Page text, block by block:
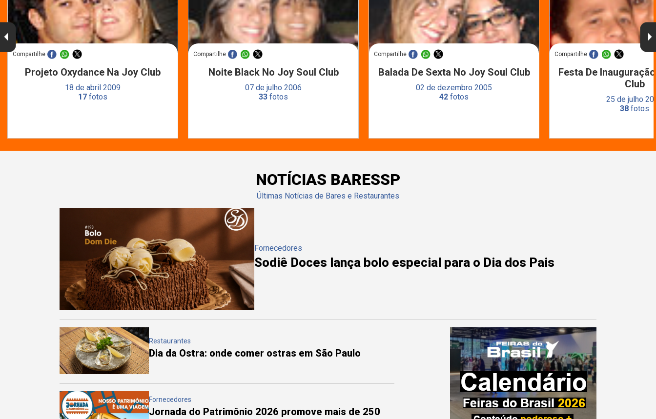
Compartilhe
Projeto Oxydance Na Joy Club
18 de abril 2009
17 fotos
Compartilhe
Noite Black No Joy Soul Club
07 de julho 2006
33 fotos
Compartilhe
Balada De Sexta No Joy Soul Club
02 de dezembro 2005
42 fotos
Compartilhe
Festa De
Club
25 de julho
38 fotos
NOTÍCIAS BARESSP
Últimas Notícias de Bares e Restaurantes
Fornecedores
Sodiê Doces lança bolo especial para o Dia dos Pais
Restaurantes
Dia da Ostra: onde comer ostras em São Paulo
Fornecedores
Jornada do Patrimônio 2026 promove mais de 250